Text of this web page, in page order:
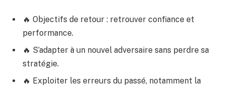
🔥 Objectifs de retour : retrouver confiance et
performance.
🔥 S’adapter à un nouvel adversaire sans perdre sa
stratégie.
🔥 Exploiter les erreurs du passé, notamment la